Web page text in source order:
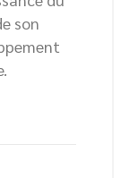
son